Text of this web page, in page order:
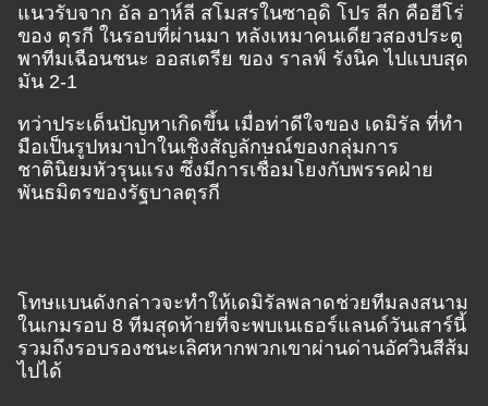
แนวรับจาก อัล อาห์ลี สโมสรในซาอุดิ โปร ลีก คือฮีโร่
ของ ตุรกี ในรอบที่ผ่านมา หลังเหมาคนเดียวสองประตู
พาทีมเฉือนชนะ ออสเตรีย ของ ราลฟ์ รังนิค ไปแบบสุด
มัน 2-1
ทว่าประเด็นปัญหาเกิดขึ้น เมื่อท่าดีใจของ เดมิรัล ที่ทำ
มือเป็นรูปหมาป่าในเชิงสัญลักษณ์ของกลุ่มการ
ชาตินิยมหัวรุนแรง ซึ่งมีการเชื่อมโยงกับพรรคฝ่าย
พันธมิตรของรัฐบาลตุรกี
โทษแบนดังกล่าวจะทำให้เดมิรัลพลาดช่วยทีมลงสนาม
ในเกมรอบ 8 ทีมสุดท้ายที่จะพบเนเธอร์แลนด์วันเสาร์นี้
รวมถึงรอบรองชนะเลิศหากพวกเขาผ่านด่านอัศวินสีส้ม
ไปได้